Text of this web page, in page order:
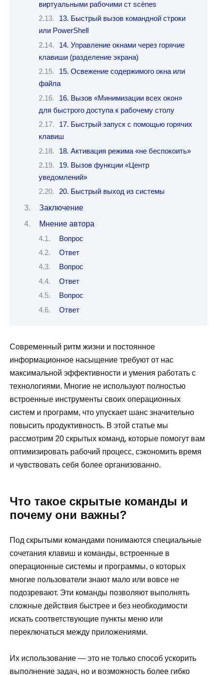
виртуальными рабочими ст scènes
13. Быстрый вызов командной строки
или PowerShell
14. Управление окнами через горячие
клавиши (разделение экрана)
15. Освежение содержимого окна или
файла
16. Вызов «Минимизации всех окон»
для быстрого доступа к рабочему столу
17. Быстрый запуск с помощью горячих
клавиш
18. Активация режима «не беспокоить»
19. Вызов функции «Центр
уведомлений»
20. Быстрый выход из системы
Заключение
Мнение автора
Вопрос
Ответ
Вопрос
Ответ
Вопрос
Ответ
Современный ритм жизни и постоянное
информационное насыщение требуют от нас
максимальной эффективности и умения работать с
технологиями. Многие не используют полностью
встроенные инструменты своих операционных
систем и программ, что упускает шанс значительно
повысить продуктивность. В этой статье мы
рассмотрим 20 скрытых команд, которые помогут вам
оптимизировать рабочий процесс, сэкономить время
и чувствовать себя более организованно.
Что такое скрытые команды и
почему они важны?
Под скрытыми командами понимаются специальные
сочетания клавиш и команды, встроенные в
операционные системы и программы, о которых
многие пользователи знают мало или вовсе не
подозревают. Эти команды позволяют выполнять
сложные действия быстрее и без необходимости
искать соответствующие пункты меню или
переключаться между приложениями.
Их использование — это не только способ ускорить
выполнение задач, но и возможность более гибко